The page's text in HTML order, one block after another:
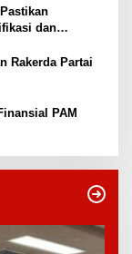
dan
Rakerda Partai
PAM